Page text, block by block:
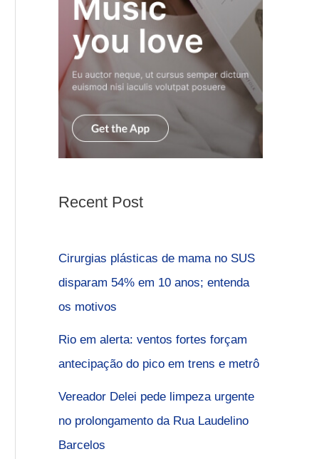
Recent Post
Cirurgias plásticas de mama no SUS
disparam 54% em 10 anos; entenda
os motivos
Rio em alerta: ventos fortes forçam
antecipação do pico em trens e metrô
Vereador Delei pede limpeza urgente
no prolongamento da Rua Laudelino
Barcelos